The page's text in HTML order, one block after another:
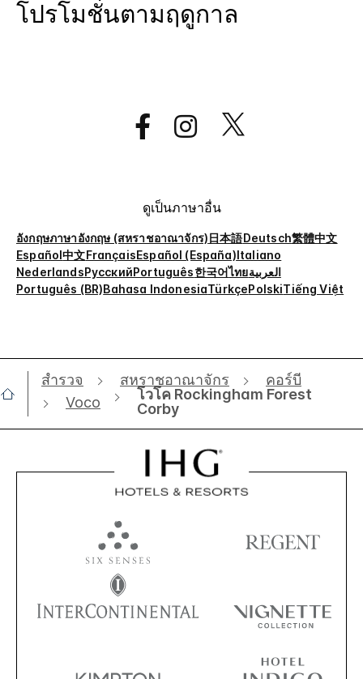
โปรโมชั่นตามฤดูกาล
ดูเป็นภาษาอื่น
อังกฤษภาษาอังกฤษ (สหราชอาณาจักร)日本語Deutsch繁體中文
Español中文FrançaisEspañol (España)Italiano
NederlandsРусскийPortuguês한국어ไทยالعربية
Português (BR)Bahasa IndonesiaTürkçePolskiTiếng Việt
สำรวจ สหราชอาณาจักร
คอร์บี
Voco
โวโค Rockingham Forest
Corby